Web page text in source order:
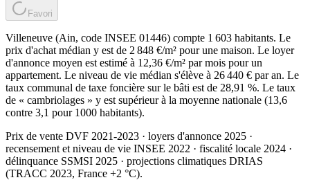
Favori
Villeneuve (Ain, code INSEE 01446) compte 1 603 habitants. Le
prix d'achat médian y est de 2 848 €/m² pour une maison. Le loyer
d'annonce moyen est estimé à 12,36 €/m² par mois pour un
appartement. Le niveau de vie médian s'élève à 26 440 € par an. Le
taux communal de taxe foncière sur le bâti est de 28,91 %. Le taux
de « cambriolages » y est supérieur à la moyenne nationale (13,6
contre 3,1 pour 1000 habitants).
Prix de vente DVF 2021-2023 · loyers d'annonce 2025 ·
recensement et niveau de vie INSEE 2022 · fiscalité locale 2024 ·
délinquance SSMSI 2025 · projections climatiques DRIAS
(TRACC 2023, France +2 °C).